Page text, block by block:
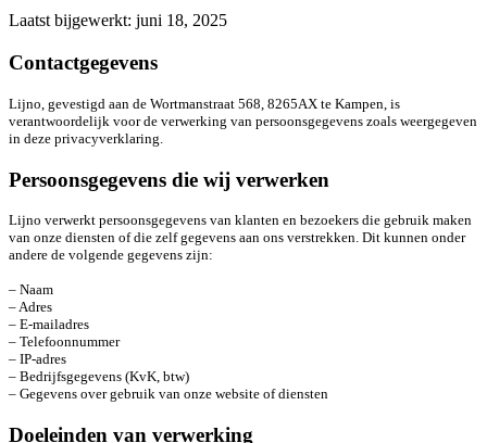
Laatst bijgewerkt: juni 18, 2025
Contactgegevens
Lijno, gevestigd aan de Wortmanstraat 568, 8265AX te Kampen, is
verantwoordelijk voor de verwerking van persoonsgegevens zoals weergegeven
in deze privacyverklaring.
Persoonsgegevens die wij verwerken
Lijno verwerkt persoonsgegevens van klanten en bezoekers die gebruik maken
van onze diensten of die zelf gegevens aan ons verstrekken. Dit kunnen onder
andere de volgende gegevens zijn:
– Naam
– Adres
– E-mailadres
– Telefoonnummer
– IP-adres
– Bedrijfsgegevens (KvK, btw)
– Gegevens over gebruik van onze website of diensten
Doeleinden van verwerking